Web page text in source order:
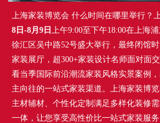
上海家装博览会 什么时间在哪里举行？
8日-8月9日
上午9:00至下午18:00在上海
徐汇区吴中路52号盛大举行，最终闭馆
家装展厅，超300+家装设计名师面对
看当季国际前沿潮流家装风格实景案例
主向往的一站式家装渠道。上海家装博
主材辅材、个性化定制满足多样化装修
一体，让您享受高性价比一站式家装服